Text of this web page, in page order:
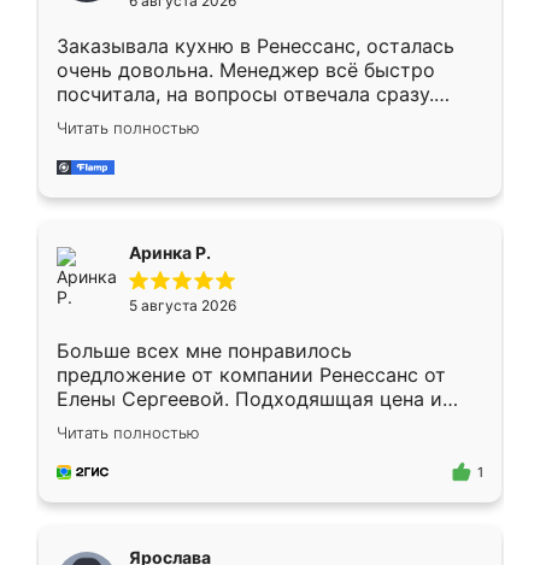
мебели буду заказывать только здесь.
Заказывала кухню в Ренессанс, осталась
очень довольна. Менеджер всё быстро
посчитала, на вопросы отвечала сразу.
Замерщик приехал в субботу, подошёл к
делу со всей ответственностью. Собрали
за день, ребята работали аккуратно, даже
Читать полностью
Аринка Р.
5 августа 2026
Больше всех мне понравилось
предложение от компании Ренессанс от
Елены Сергеевой. Подходяшщая цена и
короткие сроки изготовления. Приехавший
для замера сотрудник Владислав
предложил по моему эскизу самый
Читать полностью
1
Ярослава